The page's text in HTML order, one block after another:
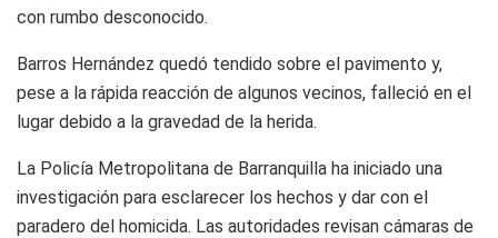
con rumbo desconocido.
Barros Hernández quedó tendido sobre el pavimento y,
pese a la rápida reacción de algunos vecinos, falleció en el
lugar debido a la gravedad de la herida.
La Policía Metropolitana de Barranquilla ha iniciado una
investigación para esclarecer los hechos y dar con el
paradero del homicida. Las autoridades revisan cámaras de